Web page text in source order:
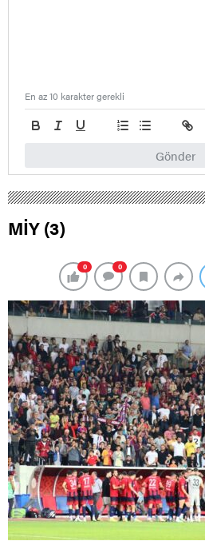
Gönder
En az 10 karakter gerekli
MİY (3)
0 0